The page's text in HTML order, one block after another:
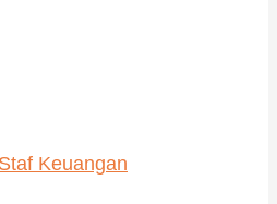
Keuangan